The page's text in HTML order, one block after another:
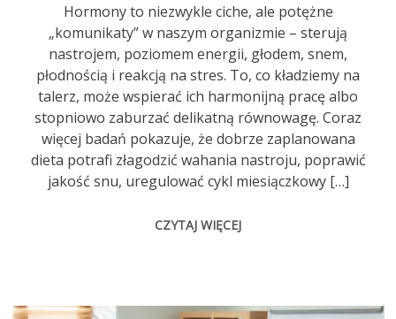
Hormony to niezwykle ciche, ale potężne
„komunikaty” w naszym organizmie – sterują
nastrojem, poziomem energii, głodem, snem,
płodnością i reakcją na stres. To, co kładziemy na
talerz, może wspierać ich harmonijną pracę albo
stopniowo zaburzać delikatną równowagę. Coraz
więcej badań pokazuje, że dobrze zaplanowana
dieta potrafi złagodzić wahania nastroju, poprawić
jakość snu, uregulować cykl miesiączkowy […]
CZYTAJ WIĘCEJ